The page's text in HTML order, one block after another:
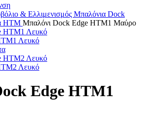
& Ελλιμενισμός Μπαλόνια Dock
HTM Μπαλόνι Dock Edge ΗΤΜ1 Μαύρο
Λευκό
Λευκό
Edge ΗΤΜ1